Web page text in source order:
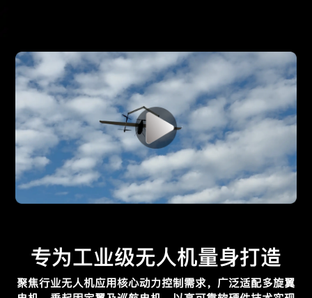
专为工业级无人机量身打造
聚焦行业无人机应用核心动力控制需求，广泛适配多旋翼